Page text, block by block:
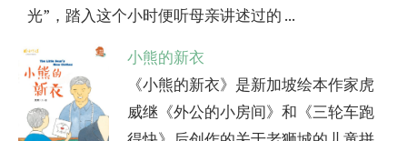
光”，踏入这个小时便听母亲讲述过的 ...
小熊的新衣
《小熊的新衣》是新加坡绘本作家虎
威继《外公的小房间》和《三轮车跑